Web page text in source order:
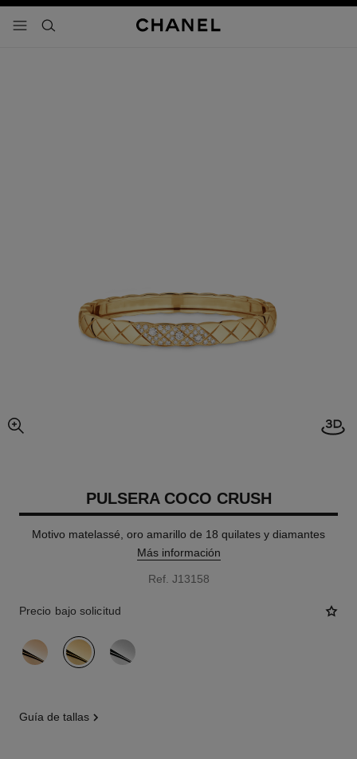
- navegación principal
buscar
imagen agrandada
PULSERA COCO CRUSH
Motivo matelassé, oro amarillo de 18 quilates y diamantes
Más información
Ref. J13158
Precio bajo solicitud
variante (3)
guía de tallas